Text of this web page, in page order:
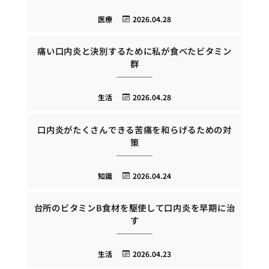
2026.04.28
医療
痛い口内炎と決別するために私が食べたビタミン
群
2026.04.28
生活
口内炎がたくさんできる苦痛を和らげるための対
策
2026.04.24
知識
台所のビタミンB食材を駆使して口内炎を早期に治
す
2026.04.23
生活